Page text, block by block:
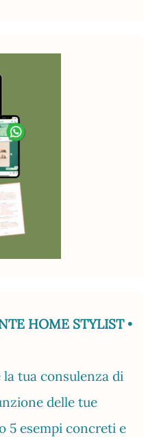
HOME STYLIST •
tua consulenza di
delle tue
5 esempi concreti e